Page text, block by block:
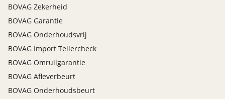
BOVAG Zekerheid
BOVAG Garantie
BOVAG Onderhoudsvrij
BOVAG Import Tellercheck
BOVAG Omruilgarantie
BOVAG Afleverbeurt
BOVAG Onderhoudsbeurt